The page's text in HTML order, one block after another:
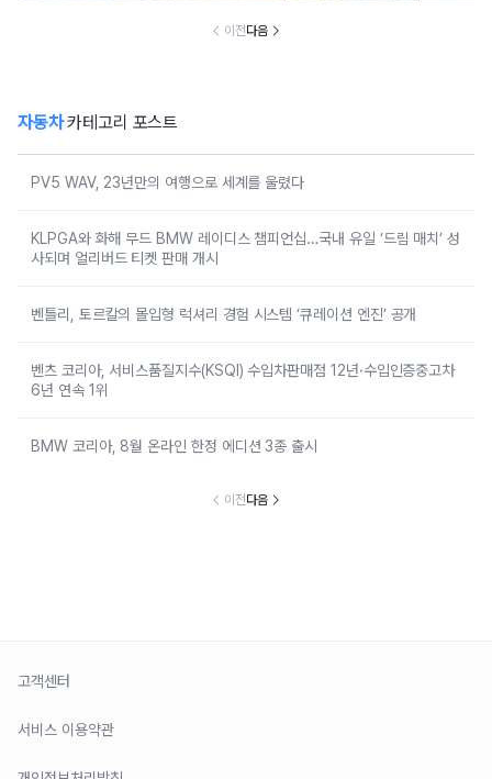
이전다음
자동차카테고리 포스트
PV5 WAV, 23년만의 여행으로 세계를 울렸다
KLPGA와 화해 무드 BMW 레이디스 챔피언십…국내 유일 ‘드림 매치’ 성
사되며 얼리버드 티켓 판매 개시
벤틀리, 토르칼의 몰입형 럭셔리 경험 시스템 ‘큐레이션 엔진’ 공개
벤츠 코리아, 서비스품질지수(KSQI) 수입차판매점 12년·수입인증중고차
6년 연속 1위
BMW 코리아, 8월 온라인 한정 에디션 3종 출시
이전다음
고객센터
서비스 이용약관